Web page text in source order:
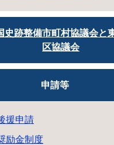
史跡整備市町村協議会と
区協議会
申請等
援申請
励金制度